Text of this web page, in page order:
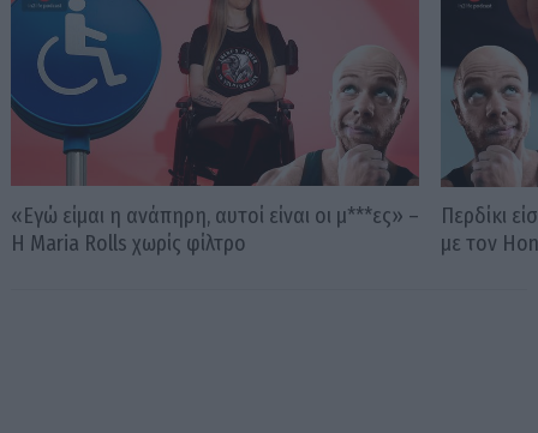
«Εγώ είμαι η ανάπηρη, αυτοί είναι οι μ***ες» –
Η Maria Rolls χωρίς φίλτρο
Περδίκι
με τον